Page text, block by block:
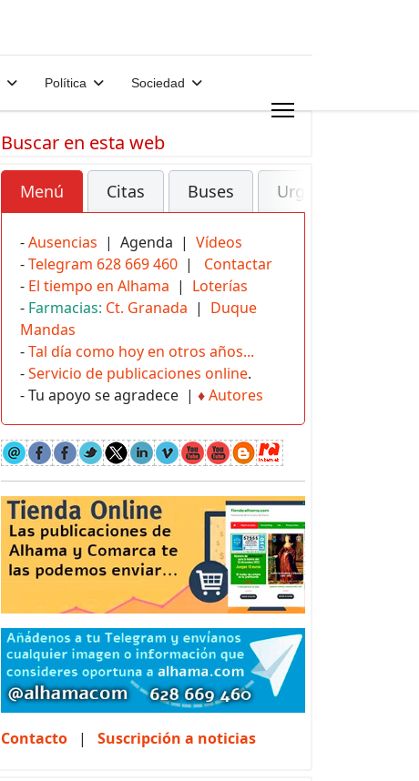
Política Sociedad
Buscar en esta web
Menú Citas Buses Urgencias
-Ausencias | Agenda | Vídeos
-Telegram 628 669 460 | Contactar
- El tiempo en Alhama | Loterías
- Farmacias: Ct. Granada | Duque
Mandas
-Tal día como hoy en otros años...
-Servicio de publicaciones online.
- Tu apoyo se agradece | ♦Autores
Contacto | Suscripción a noticias